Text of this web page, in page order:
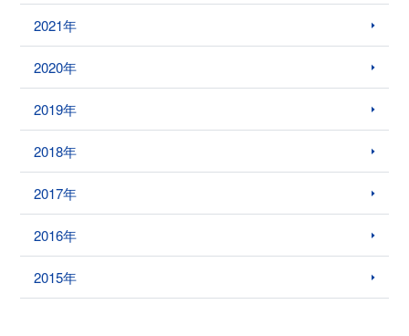
2021年
2020年
2019年
2018年
2017年
2016年
2015年